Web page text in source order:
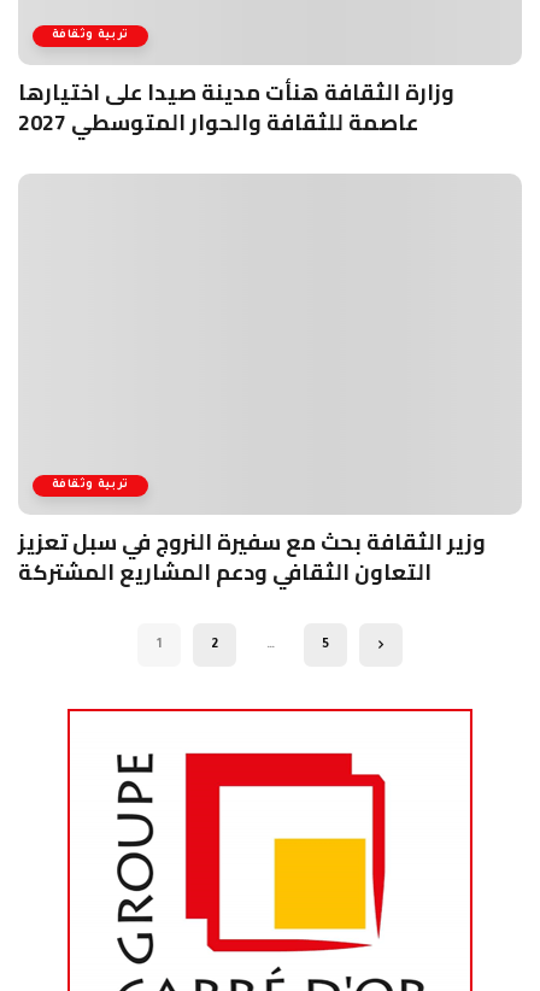
تربية وثقافة
وزارة الثقافة هنأت مدينة صيدا على اختيارها
عاصمة للثقافة والحوار المتوسطي 2027
تربية وثقافة
وزير الثقافة بحث مع سفيرة النروج في سبل تعزيز
التعاون الثقافي ودعم المشاريع المشتركة
1 2 … 5